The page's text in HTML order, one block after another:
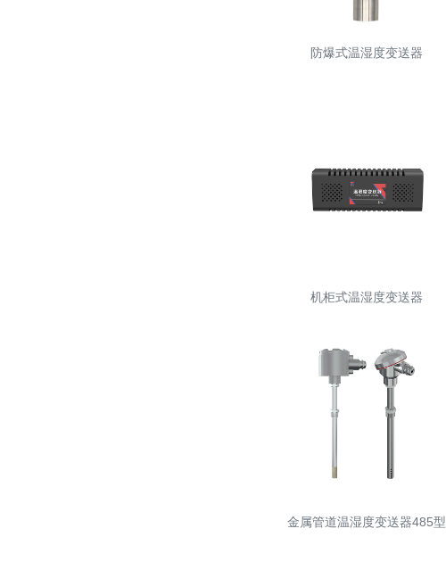
防爆式温湿度变送器
机柜式温湿度变送器
金属管道温湿度变送器485型